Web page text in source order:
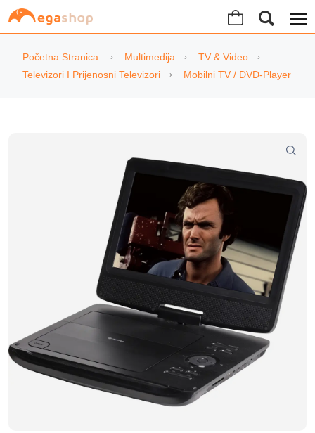
Početna Stranica Multimedija
TV & Video
Televizori I Prijenosni Televizori
Mobilni TV / DVD-Player